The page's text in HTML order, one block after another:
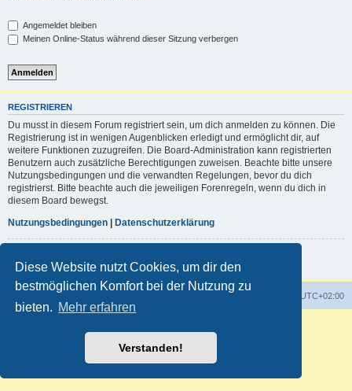
Diese Website nutzt Cookies, um dir den
bestmöglichen Komfort bei der Nutzung zu
bieten. Mehr erfahren
Verstanden!
Angemeldet bleiben
Meinen Online-Status während dieser Sitzung verbergen
REGISTRIEREN
Du musst in diesem Forum registriert sein, um dich anmelden zu können. Die
Registrierung ist in wenigen Augenblicken erledigt und ermöglicht dir, auf
weitere Funktionen zuzugreifen. Die Board-Administration kann registrierten
Benutzern auch zusätzliche Berechtigungen zuweisen. Beachte bitte unsere
Nutzungsbedingungen und die verwandten Regelungen, bevor du dich
registrierst. Bitte beachte auch die jeweiligen Forenregeln, wenn du dich in
diesem Board bewegst.
Nutzungsbedingungen
Datenschutzerklärung
UTC+02:00
Customized by